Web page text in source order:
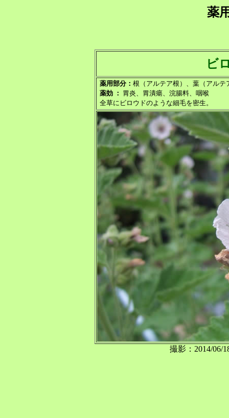
薬
ビ
薬用部分： 根（アルテア根）、葉（アルテ
薬効 ： 胃炎、胃潰瘍、浣腸料、咽喉
全草にビロウドのような細毛を密生。
撮影：2014/06/